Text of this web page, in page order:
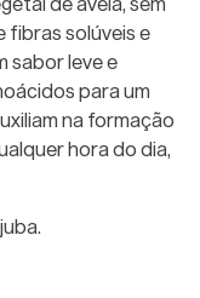
fibras solúveis e
sabor leve e
para um
na formação
hora do dia,